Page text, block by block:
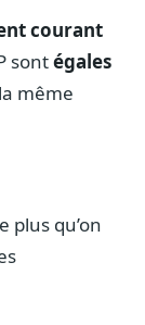
courant
sontégales
même
plus qu’on